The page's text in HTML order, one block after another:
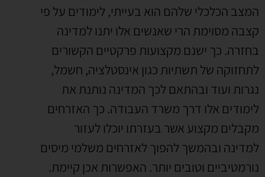
המצב הכלכלי שלהם הוא בעייתי, לימודים על פי
קצבה מסוימת הרי שאנשים אלו יתנו למדינה
בחזרה. כך ישנם מקצועות פרקטיים הקשורים
לתחזוקה של תשתיות כגון אינסטלציה, חשמל,
נגרות ועוד ובהתאם לכך המדינה נותנת את
לימודים אלו דרך משרד העבודה. כך האזרחים
מקבלים מקצוע אשר בעזרתו יוכלו לעזור
למדינה ובהמשך להפוך לאזרחים משלמי מיסים
נורמטיביים וטובים יותר. האפשרות אכן קיימת.